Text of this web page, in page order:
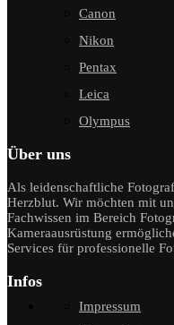
Canon
Nikon
Pentax
Leica
Olympus
Über uns
Als leidenschaftliche
Herzblut. Wir möchten mit
Fachwissen im Bereich
Kameraausrüstung
Services für professionelle
Infos
Impressum